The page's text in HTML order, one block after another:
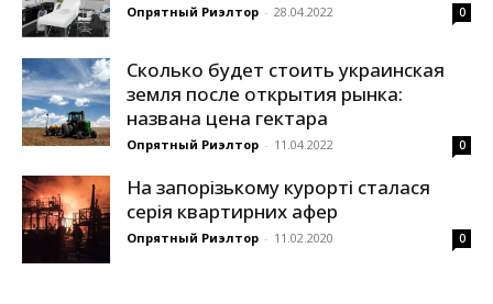
Опрятный Риэлтор - 28.04.2022 0
Сколько будет стоить украинская
земля после открытия рынка:
названа цена гектара
Опрятный Риэлтор - 11.04.2022 0
На запорізькому курорті сталася
серія квартирних афер
Опрятный Риэлтор - 11.02.2020 0